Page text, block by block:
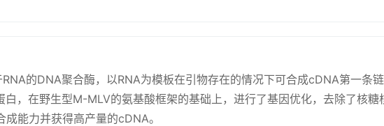
的DNA聚合酶，以RNA为模板在引物存在的情况下可合成cDNA第一条
，在野生型M-MLV的氨基酸框架的基础上，进行了基因优化，去除了核糖
能力并获得高产量的cDNA。